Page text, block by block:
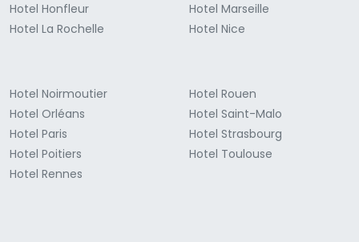
Hotel Honfleur
Hotel La Rochelle
Hotel Marseille
Hotel Nice
Hotel Noirmoutier
Hotel Orléans
Hotel Paris
Hotel Poitiers
Hotel Rennes
Hotel Rouen
Hotel Saint-Malo
Hotel Strasbourg
Hotel Toulouse